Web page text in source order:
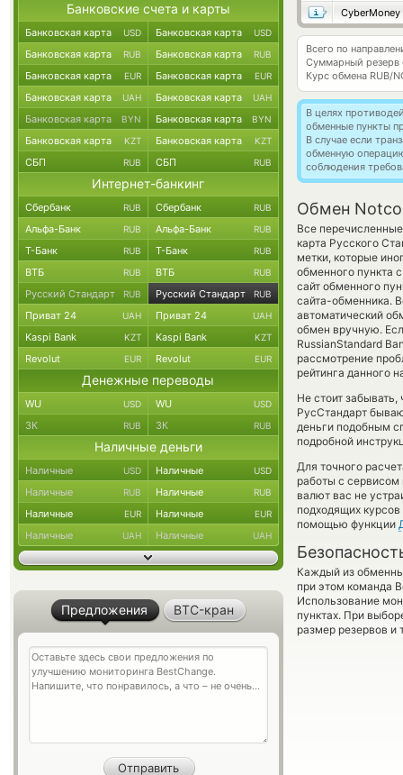
CyberMoney
Всего по
Суммарный резерв
Курс обмена RUB/
В целях
обменные пункты
В случае если
обменную
соблюдения
Обмен
Все
карта Русского
метки, которые
обменного пункта
сайт обменного
сайта-обменника.
автоматический
обмен вручную.
RussianStandard
рассмотрение
рейтинга данного
Не стоит
РусСтандарт
деньги подобным
подробной
Для точного
работы с
валют вас не
подходящих
помощью функции
Каждый из
при этом команда
Использование
пунктах. При
размер резервов и
Банковские счета и карты
Банковская карта USD Банковская карта USD
Банковская карта RUB Банковская карта RUB
Банковская карта EUR Банковская карта EUR
Банковская карта UAH Банковская карта UAH
Банковская карта BYN Банковская карта BYN
Банковская карта KZT Банковская карта KZT
СБП RUB СБП RUB
Интернет-банкинг
Сбербанк RUB Сбербанк RUB
Альфа-Банк RUB Альфа-Банк RUB
Т-Банк RUB Т-Банк RUB
ВТБ RUB ВТБ RUB
Русский Стандарт RUB Русский Стандарт RUB
Приват 24 UAH Приват 24 UAH
Kaspi Bank KZT Kaspi Bank KZT
Revolut EUR Revolut EUR
Денежные переводы
WU USD WU USD
ЗК RUB ЗК RUB
Наличные деньги
Наличные USD Наличные USD
Наличные RUB Наличные RUB
Наличные EUR Наличные EUR
Наличные UAH Наличные UAH
Предложения BTC-кран